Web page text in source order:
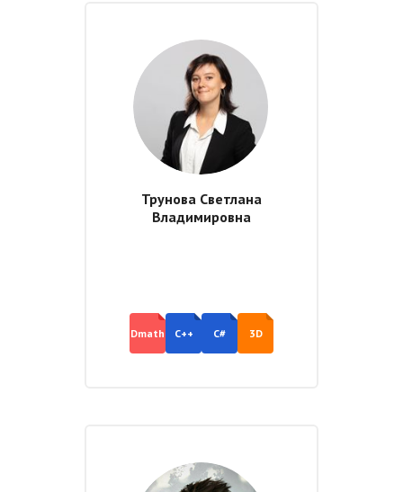
Трунова Светлана
Владимировна
Dmath C++ C# 3D